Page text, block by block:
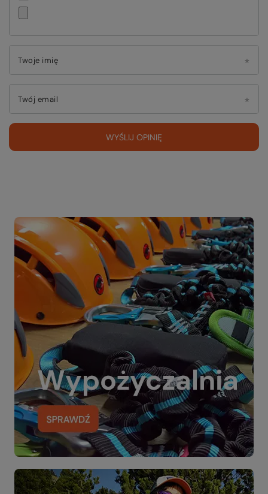
Twoje imię
Twój email
WYŚLIJ OPINIĘ